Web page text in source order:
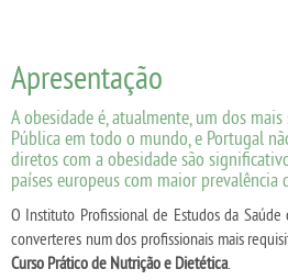
Apresentação
A obesidade é, atualmente, um dos
Pública em todo o mundo, e Portugal
diretos com a obesidade são
países europeus com maior
O Instituto Profissional de Estudos da
converteres num dos profissionais mais
Curso Prático de Nutrição e Dietética